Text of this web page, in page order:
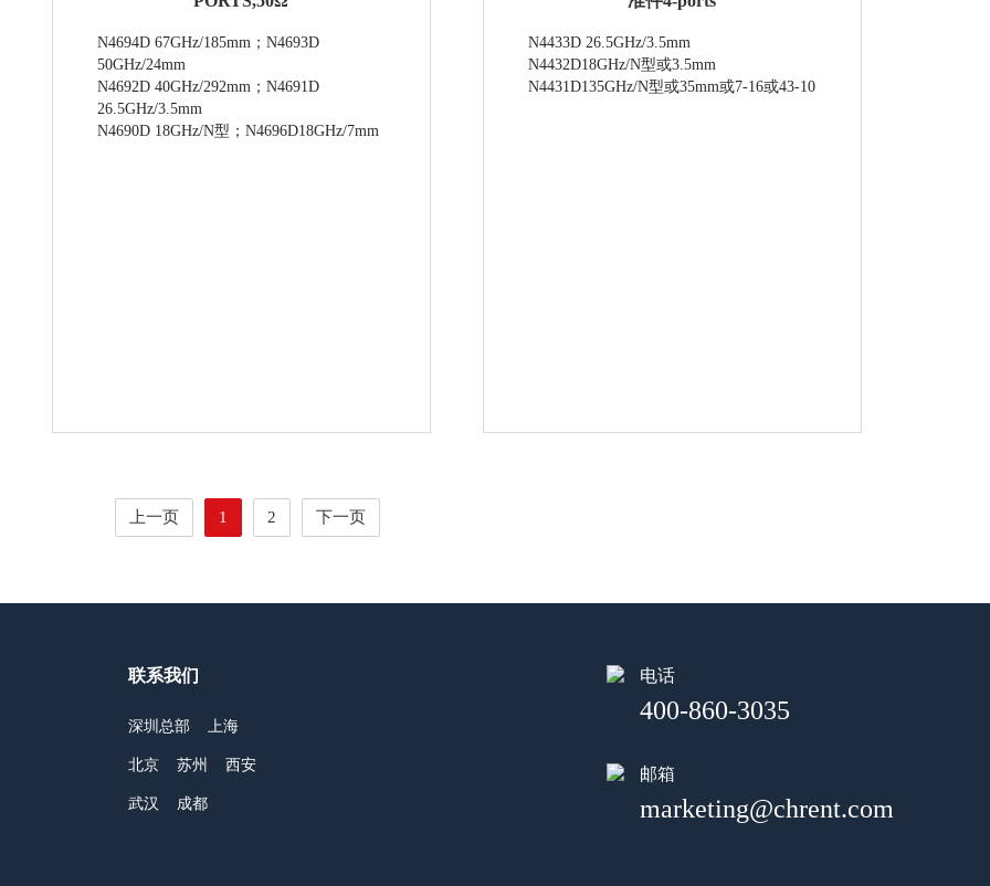
N4694D 67GHz/185mm；N4693D
50GHz/24mm
N4692D 40GHz/292mm；N4691D
26.5GHz/3.5mm
N4690D 18GHz/N型；N4696D18GHz/7mm
N4433D 26.5GHz/3.5mm
N4432D18GHz/N型或3.5mm
N4431D135GHz/N型或35mm或7-16或43-10
上一页 1 2 下一页
联系我们
深圳总部 上海
北京 苏州 西安
武汉 成都
电话
400-860-3035
邮箱
marketing@chrent.com